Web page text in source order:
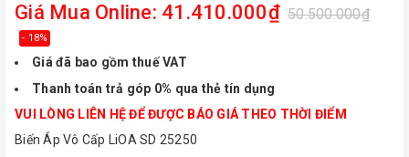
Giá Mua Online: 41.410.000₫ 50.500.000₫
- 18%
Giá đã bao gồm thuế VAT
Thanh toán trả góp 0% qua thẻ tín dụng
VUI LÒNG LIÊN HỆ ĐỂ ĐƯỢC BÁO GIÁ THEO THỜI ĐIỂM
Biến Áp Vô Cấp LiOA SD 25250